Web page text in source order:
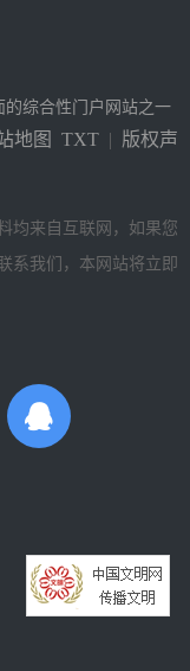
的综合性门户网站之一
地图 TXT | 版权声
均来自互联网，如果您
系我们，本网站将立即